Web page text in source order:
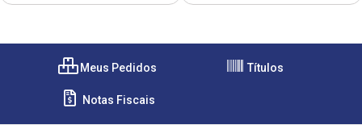
Meus Pedidos Títulos
Notas Fiscais